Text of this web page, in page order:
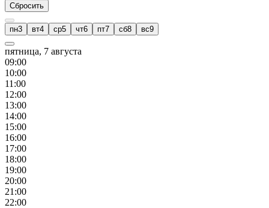
Сбросить
пн3 вт4 ср5 чт6 пт7 сб8 вс9
пятница, 7 августа
09:00
10:00
11 :00
12:00
13:00
14:00
15:00
16:00
17:00
18:00
19:00
20:00
21 :00
22:00